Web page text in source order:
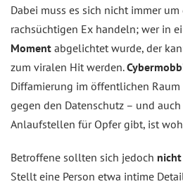
Dabei muss es sich nicht immer
rachsüchtigen Ex handeln; wer in
Moment abgelichtet wurde, der
zum viralen Hit werden.
Diffamierung im öffentlichen
gegen den Datenschutz – und
Anlaufstellen für Opfer gibt, ist
Betroffene sollten sich jedoch
Stellt eine Person etwa intime